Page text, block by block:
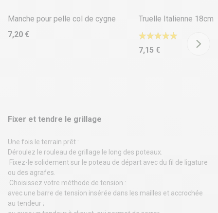
Manche pour pelle col de cygne
7,20 €
Truelle Italienne 18cm
7,15 €
Fixer et tendre le grillage
Une fois le terrain prêt :
Déroulez le rouleau de grillage le long des poteaux.
Fixez-le solidement sur le poteau de départ avec du fil de ligature
ou des agrafes.
Choisissez votre méthode de tension :
avec une barre de tension insérée dans les mailles et accrochée
au tendeur ;